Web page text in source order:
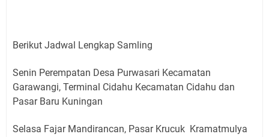
Berikut Jadwal Lengkap Samling
Senin Perempatan Desa Purwasari Kecamatan
Garawangi, Terminal Cidahu Kecamatan Cidahu dan
Pasar Baru Kuningan
Selasa Fajar Mandirancan, Pasar Krucuk Kramatmulya